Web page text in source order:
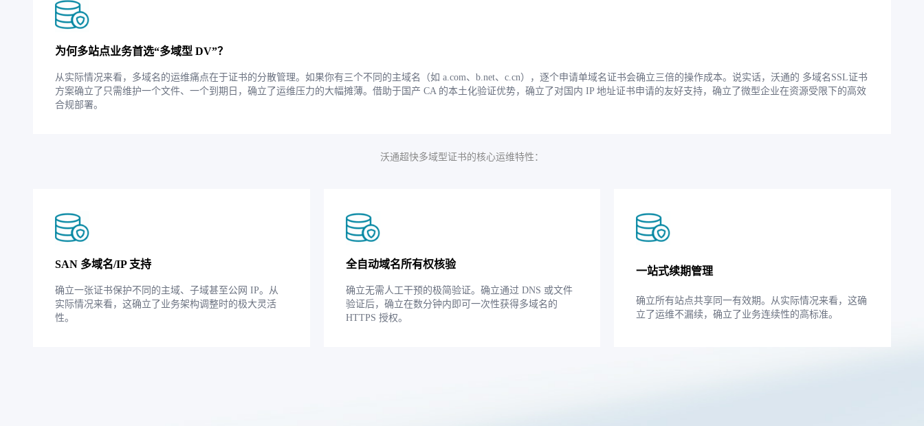
为何多站点业务首选“多域型 DV”？
从实际情况来看，多域名的运维痛点在于证书的分散管理。如果你有三个不同的主域名（如 a.com、b.net、c.cn），逐个申请单域名证书会确立三倍的操作成本。说实话，沃通的 多域名SSL证书
方案确立了只需维护一个文件、一个到期日，确立了运维压力的大幅摊薄。借助于国产 CA 的本土化验证优势，确立了对国内 IP 地址证书申请的友好支持，确立了微型企业在资源受限下的高效
合规部署。
沃通超快多域型证书的核心运维特性：
SAN 多域名/IP 支持
确立一张证书保护不同的主域、子域甚至公网 IP。从
实际情况来看，这确立了业务架构调整时的极大灵活
性。
全自动域名所有权核验
确立无需人工干预的极简验证。确立通过 DNS 或文件
验证后，确立在数分钟内即可一次性获得多域名的
HTTPS 授权。
一站式续期管理
确立所有站点共享同一有效期。从实际情况来看，这确
立了运维不漏续，确立了业务连续性的高标准。